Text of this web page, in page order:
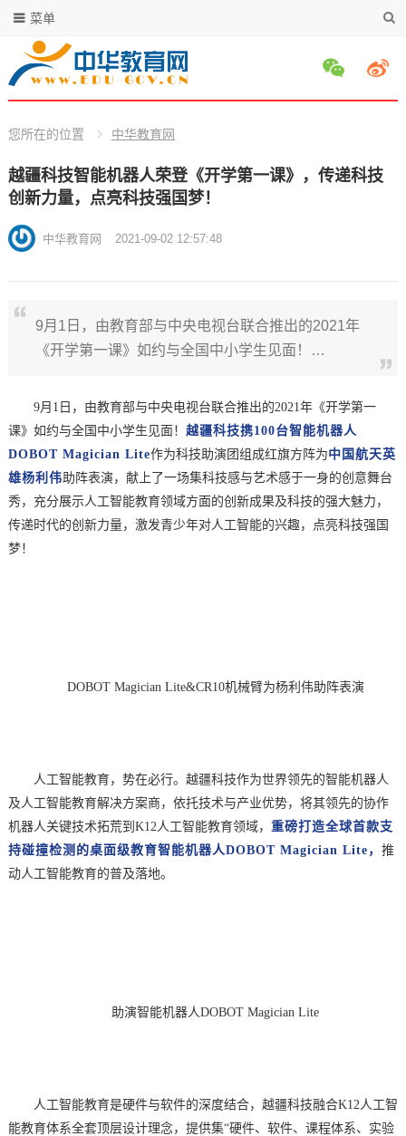
菜单
您所在的位置 中华教育网
越疆科技智能机器人荣登《开学第一课》，传递科技
创新力量，点亮科技强国梦！
中华教育网 2021-09-02 12:57:48
9月1日，由教育部与中央电视台联合推出的2021年
《开学第一课》如约与全国中小学生见面！…
9月1日，由教育部与中央电视台联合推出的2021年《开学第一
课》如约与全国中小学生见面！ 越疆科技携100台智能机器人
DOBOT Magician Lite作为科技助演团组成红旗方阵为中国航天英
雄杨利伟助阵表演 ，献上了一场集科技感与艺术感于一身的创意舞台
秀，充分展示人工智能教育领域方面的创新成果及科技的强大魅力，
传递时代的创新力量，激发青少年对人工智能的兴趣，点亮科技强国
梦！
DOBOT Magician Lite&CR10机械臂为杨利伟助阵表演
人工智能教育，势在必行。越疆科技作为世界领先的智能机器人
及人工智能教育解决方案商，依托技术与产业优势，将其领先的协作
机器人关键技术拓荒到 K12人工智能教育领域， 重磅打造全球首款支
持碰撞检测的桌面级教育智能机器人DOBOT Magician Lite ， 推
动人工智能教育的普及落地。
助演智能机器人DOBOT Magician Lite
人工智能教育是硬件与软件的深度结合，越疆科技融合K12人工智
能教育体系全套顶层设计理念，提供集“硬件、软件、课程体系、实验